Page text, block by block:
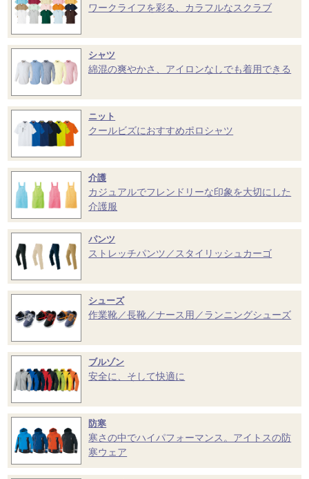
ワークライフを彩る、カラフルなスクラブ
シャツ
綿混の爽やかさ、アイロンなしでも着用できる
ニット
クールビズにおすすめポロシャツ
介護
カジュアルでフレンドリーな印象を大切にした
介護服
パンツ
ストレッチパンツ／スタイリッシュカーゴ
シューズ
作業靴／長靴／ナース用／ランニングシューズ
ブルゾン
安全に、そして快適に
防寒
寒さの中でハイパフォーマンス。アイトスの防
寒ウェア